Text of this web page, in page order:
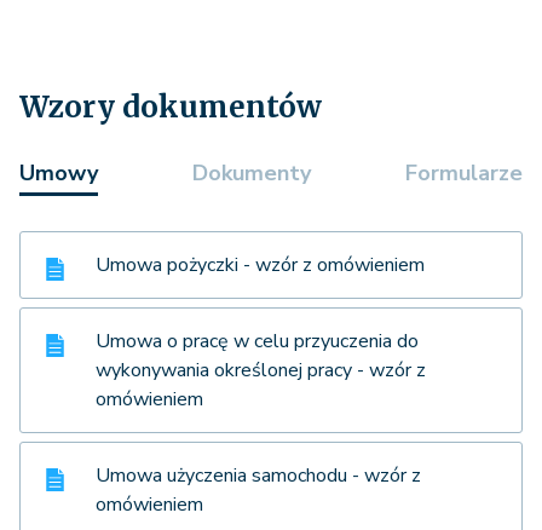
Wzory dokumentów
Umowy Dokumenty Formularze
Umowa pożyczki - wzór z omówieniem
Umowa o pracę w celu przyuczenia do
wykonywania określonej pracy - wzór z
omówieniem
Umowa użyczenia samochodu - wzór z
omówieniem